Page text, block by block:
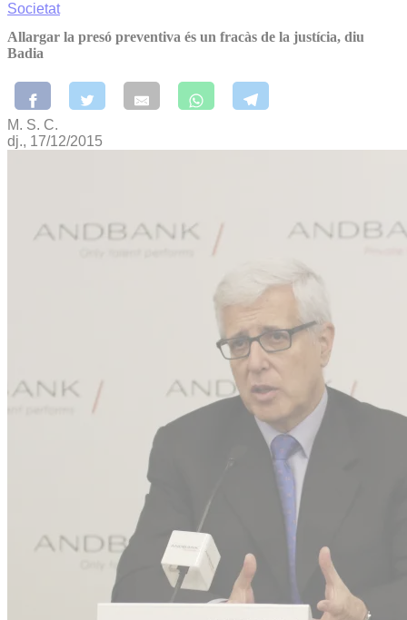
Societat
Allargar la presó preventiva és un fracàs de la justícia, diu
Badia
M. S. C.
dj., 17/12/2015